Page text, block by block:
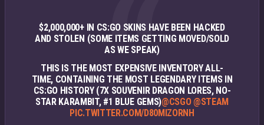
$2,000,000+ IN CS:GO SKINS HAVE BEEN HACKED
AND STOLEN (SOME ITEMS GETTING MOVED/SOLD
AS WE SPEAK)
THIS IS THE MOST EXPENSIVE INVENTORY ALL-
TIME, CONTAINING THE MOST LEGENDARY ITEMS IN
CS:GO HISTORY (7X SOUVENIR DRAGON LORES, NO-
STAR KARAMBIT, #1 BLUE GEMS)@CSGO@STEAM
PIC.TWITTER.COM/D80MIZORNH